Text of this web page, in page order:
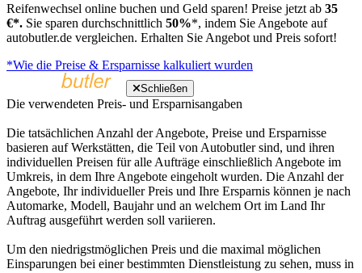
Reifenwechsel online buchen und Geld sparen! Preise jetzt ab 35
€*. Sie sparen durchschnittlich 50%*, indem Sie Angebote auf
autobutler.de vergleichen. Erhalten Sie Angebot und Preis sofort!
*Wie die Preise & Ersparnisse kalkuliert wurden
Schließen
Die verwendeten Preis- und Ersparnisangaben
Die tatsächlichen Anzahl der Angebote, Preise und Ersparnisse
basieren auf Werkstätten, die Teil von Autobutler sind, und ihren
individuellen Preisen für alle Aufträge einschließlich Angebote im
Umkreis, in dem Ihre Angebote eingeholt wurden. Die Anzahl der
Angebote, Ihr individueller Preis und Ihre Ersparnis können je nach
Automarke, Modell, Baujahr und an welchem Ort im Land Ihr
Auftrag ausgeführt werden soll variieren.
Um den niedrigstmöglichen Preis und die maximal möglichen
Einsparungen bei einer bestimmten Dienstleistung zu sehen, muss in